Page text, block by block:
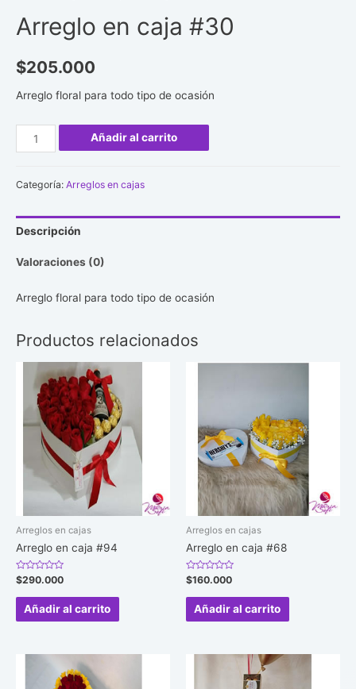
Arreglo en caja #30
$205.000
Arreglo floral para todo tipo de ocasión
Arreglo
en
cantidad
Añadir al carrito
Categoría: Arreglos en cajas
Descripción
Valoraciones (0)
Arreglo floral para todo tipo de ocasión
Productos relacionados
Arreglos en cajas
Arreglo en caja #94
Valorado
en
0
$290.000
Añadir al carrito
Arreglos en cajas
Arreglo en caja #68
Valorado
en
0
$160.000
Añadir al carrito